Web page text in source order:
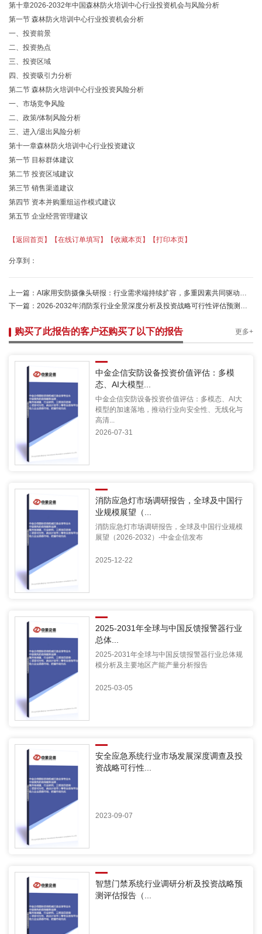
第十章2026-2032年中国森林防火培训中心行业投资机会与风险分析
第一节 森林防火培训中心行业投资机会分析
一、投资前景
二、投资热点
三、投资区域
四、投资吸引力分析
第二节 森林防火培训中心行业投资风险分析
一、市场竞争风险
二、政策/体制风险分析
三、进入/退出风险分析
第十一章森林防火培训中心行业投资建议
第一节 目标群体建议
第二节 投资区域建议
第三节 销售渠道建议
第四节 资本并购重组运作模式建议
第五节 企业经营管理建议
【返回首页】 【在线订单填写】 【收藏本页】 【打印本页】
分享到：
上一篇： AI家用安防摄像头研报：行业需求端持续扩容，多重因素共同驱动市场稳步增长-中金企信
下一篇： 2026-2032年消防泵行业全景深度分析及投资战略可行性评估预测报告-中金企信发布
购买了此报告的客户还购买了以下的报告 更多+
中金企信安防设备投资价值评估：多模
态、AI大模型...
中金企信安防设备投资价值评估：多模态、AI大
模型的加速落地，推动行业向安全性、无线化与
高清...
2026-07-31
消防应急灯市场调研报告，全球及中国行
业规模展望（...
消防应急灯市场调研报告，全球及中国行业规模
展望（2026-2032）-中金企信发布
2025-12-22
2025-2031年全球与中国反馈报警器行业
总体...
2025-2031年全球与中国反馈报警器行业总体规
模分析及主要地区产能产量分析报告
2025-03-05
安全应急系统行业市场发展深度调查及投
资战略可行性...
2023-09-07
智慧门禁系统行业调研分析及投资战略预
测评估报告（...